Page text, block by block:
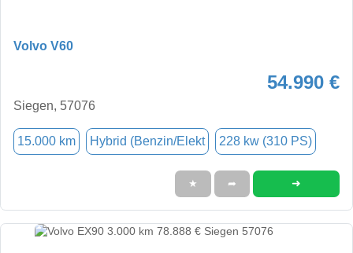
Volvo V60
54.990 €
Siegen, 57076
15.000 km Hybrid (Benzin/Elekt 228 kw (310 PS)
★ ➦ ➜